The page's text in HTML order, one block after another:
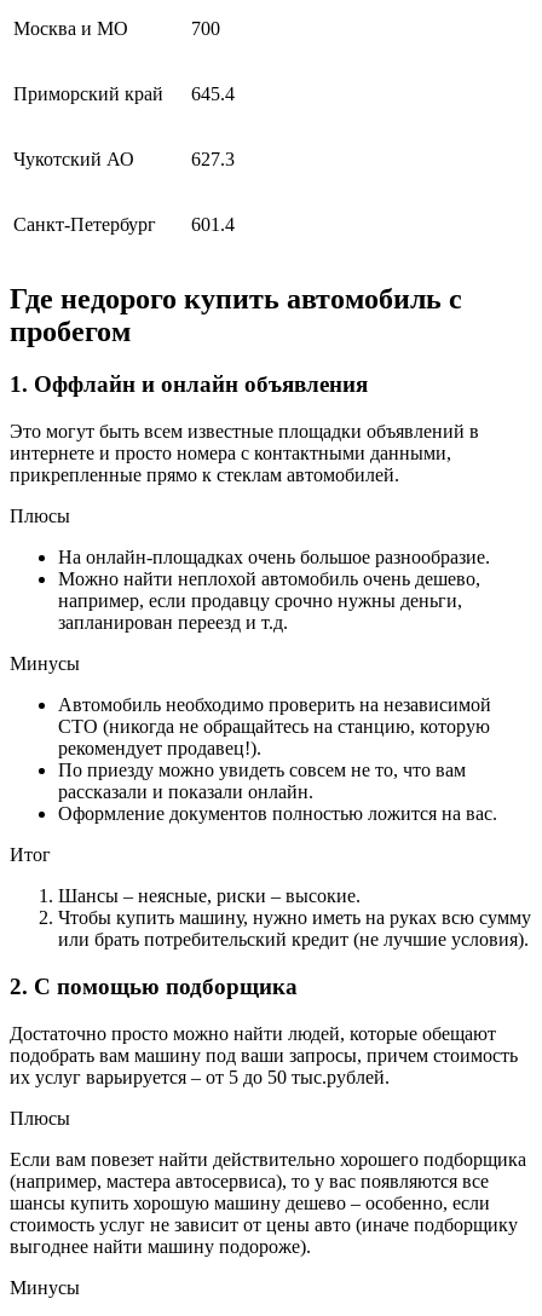
Москва и МО 700
Приморский край 645.4
Чукотский АО 627.3
Санкт-Петербург 601.4
Где недорого купить автомобиль с
пробегом
1. Оффлайн и онлайн объявления
Это могут быть всем известные площадки объявлений в
интернете и просто номера с контактными данными,
прикрепленные прямо к стеклам автомобилей.
Плюсы
На онлайн-площадках очень большое разнообразие.
Можно найти неплохой автомобиль очень дешево,
например, если продавцу срочно нужны деньги,
запланирован переезд и т.д.
Минусы
Автомобиль необходимо проверить на независимой
СТО (никогда не обращайтесь на станцию, которую
рекомендует продавец!).
По приезду можно увидеть совсем не то, что вам
рассказали и показали онлайн.
Оформление документов полностью ложится на вас.
Итог
Шансы – неясные, риски – высокие.
Чтобы купить машину, нужно иметь на руках всю сумму
или брать потребительский кредит (не лучшие условия).
2. С помощью подборщика
Достаточно просто можно найти людей, которые обещают
подобрать вам машину под ваши запросы, причем стоимость
их услуг варьируется – от 5 до 50 тыс.рублей.
Плюсы
Если вам повезет найти действительно хорошего подборщика
(например, мастера автосервиса), то у вас появляются все
шансы купить хорошую машину дешево – особенно, если
стоимость услуг не зависит от цены авто (иначе подборщику
выгоднее найти машину подороже).
Минусы